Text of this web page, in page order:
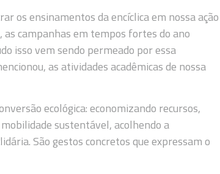
os ensinamentos da encíclica em nossa ação
as campanhas em tempos fortes do ano
isso vem sendo permeado por essa
as atividades acadêmicas de nossa
ecológica: economizando recursos,
sustentável, acolhendo a
São gestos concretos que expressam o